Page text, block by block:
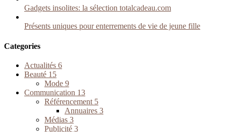
Gadgets insolites: la sélection totalcadeau.com
Présents uniques pour enterrements de vie de jeune fille
Categories
Actualités 6
Beauté 15
Mode 9
Communication 13
Référencement 5
Annuaires 3
Médias 3
Publicité 3